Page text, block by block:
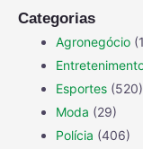
Categorias
Agronegócio
Esportes (520)
Moda (29)
Polícia (406)